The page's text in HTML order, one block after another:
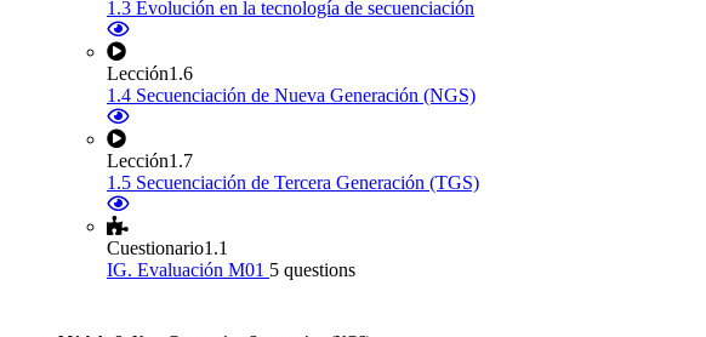
1.3 Evolución en la tecnología de secuenciación
Lección1.6
1.4 Secuenciación de Nueva Generación (NGS)
Lección1.7
1.5 Secuenciación de Tercera Generación (TGS)
Cuestionario1.1
IG. Evaluación M01 5 questions